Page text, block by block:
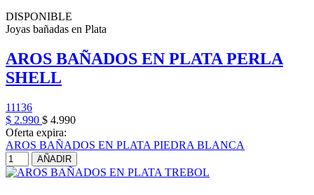
DISPONIBLE
Joyas bañadas en Plata
AROS BAÑADOS EN PLATA PERLA
SHELL
11136
$ 2.990 $ 4.990
Oferta expira:
AROS BAÑADOS EN PLATA PIEDRA BLANCA
AÑADIR